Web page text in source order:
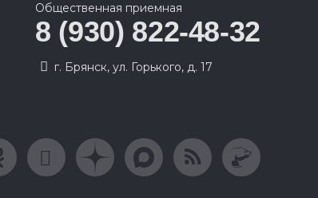
Общественная приемная
8 (930) 822-48-32
г. Брянск, ул. Горького, д. 17